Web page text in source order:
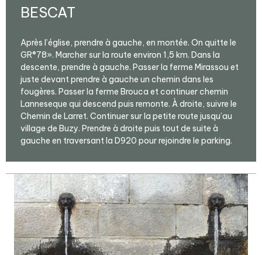
BESCAT
Après l’église, prendre à gauche, en montée. On quitte le
GR®78». Marcher sur la route environ 1,5 km. Dans la
descente, prendre à gauche. Passer la ferme Mirassou et
juste devant prendre à gauche un chemin dans les
fougères. Passer la ferme Brouca et continuer chemin
Lanneseque qui descend puis remonte. À droite, suivre le
Chemin de Larret. Continuer sur la petite route jusqu’au
village de Buzy. Prendre à droite puis tout de suite à
gauche en traversant la D920 pour rejoindre le parking.